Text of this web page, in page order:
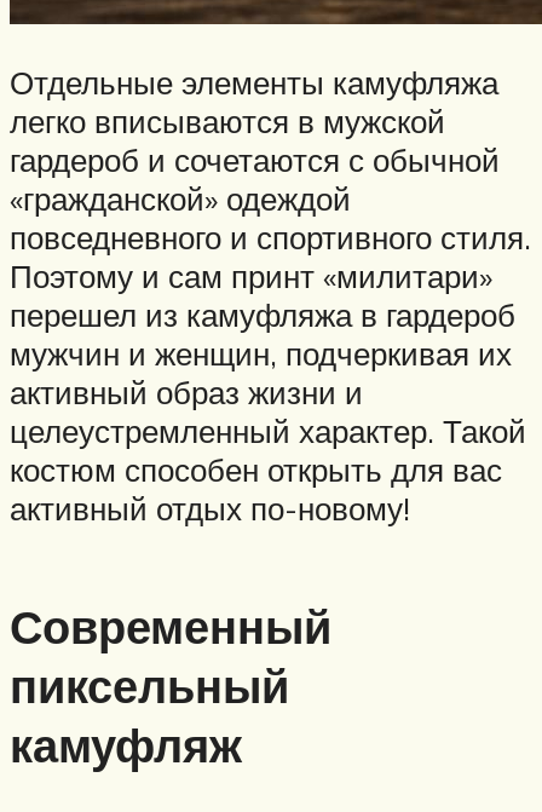
Отдельные элементы камуфляжа
легко вписываются в мужской
гардероб и сочетаются с обычной
«гражданской» одеждой
повседневного и спортивного стиля.
Поэтому и сам принт «милитари»
перешел из камуфляжа в гардероб
мужчин и женщин, подчеркивая их
активный образ жизни и
целеустремленный характер. Такой
костюм способен открыть для вас
активный отдых по-новому!
Современный
пиксельный
камуфляж